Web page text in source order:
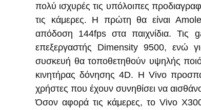
πολύ ισχυρές τις υπόλοιπες
τις κάμερες. Η πρώτη θα είναι
απόδοση 144fps στα παιχνίδια. Τις
επεξεργαστής Dimensity 9500, ενώ
συσκευή θα τοποθετηθούν υψηλής
κινητήρας δόνησης 4D. Η Vivo
χρήστες που έχουν συνηθίσει να
Όσον αφορά τις κάμερες, το Vivo